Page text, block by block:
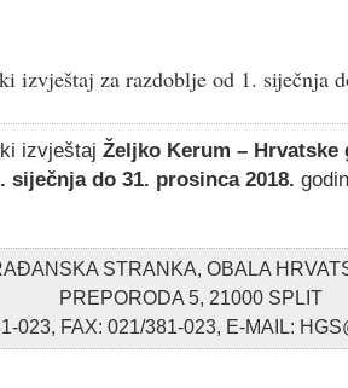
izvještaj za razdoblje od 1. siječnja
izvještaj Željko Kerum – Hrvatske
siječnja do 31. prosinca 2018.
STRANKA, OBALA
PREPORODA 5, 21000 SPLIT
023, FAX: 021/381-023, E-MAIL: